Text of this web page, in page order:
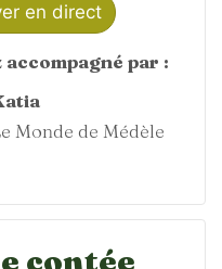
en direct
accompagné par :
Monde de Médèle
contée